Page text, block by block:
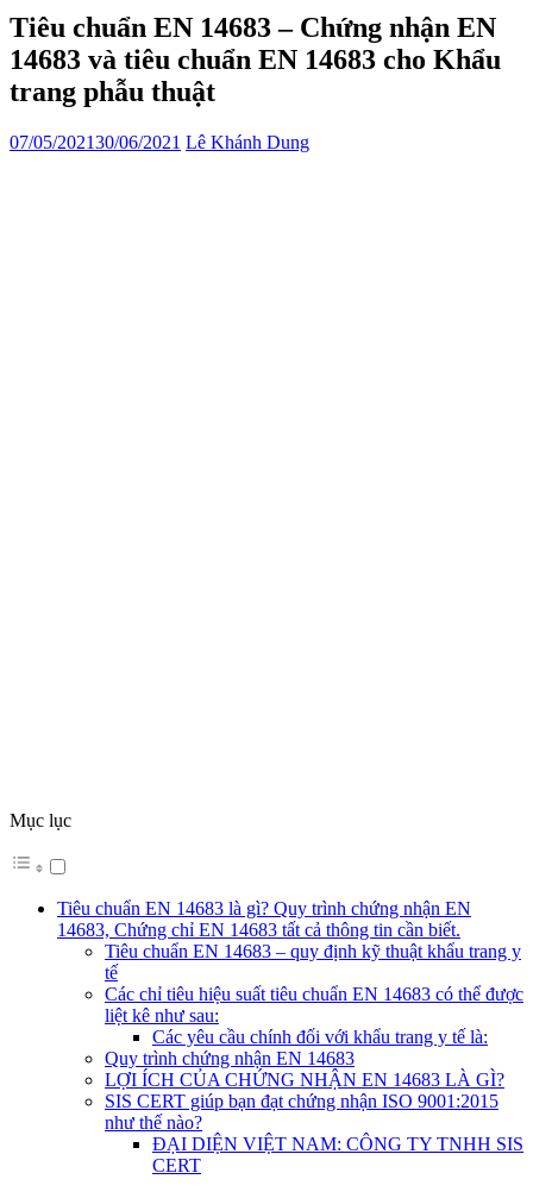
Tiêu chuẩn EN 14683 – Chứng nhận EN
14683 và tiêu chuẩn EN 14683 cho Khẩu
trang phẫu thuật
07/05/202130/06/2021 Lê Khánh Dung
Mục lục
Tiêu chuẩn EN 14683 là gì? Quy trình chứng nhận EN
14683, Chứng chỉ EN 14683 tất cả thông tin cần biết.
Tiêu chuẩn EN 14683 – quy định kỹ thuật khẩu trang y
tế
Các chỉ tiêu hiệu suất tiêu chuẩn EN 14683 có thể được
liệt kê như sau:
Các yêu cầu chính đối với khẩu trang y tế là:
Quy trình chứng nhận EN 14683
LỢI ÍCH CỦA CHỨNG NHẬN EN 14683 LÀ GÌ?
SIS CERT giúp bạn đạt chứng nhận ISO 9001:2015
như thế nào?
ĐẠI DIỆN VIỆT NAM: CÔNG TY TNHH SIS
CERT